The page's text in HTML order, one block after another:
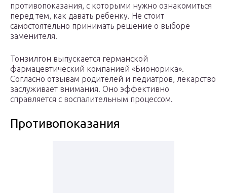
противопоказания, с которыми нужно ознакомиться
перед тем, как давать ребенку. Не стоит
самостоятельно принимать решение о выборе
заменителя.
Тонзилгон выпускается германской
фармацевтический компанией «Бионорика».
Согласно отзывам родителей и педиатров, лекарство
заслуживает внимания. Оно эффективно
справляется с воспалительным процессом.
Противопоказания